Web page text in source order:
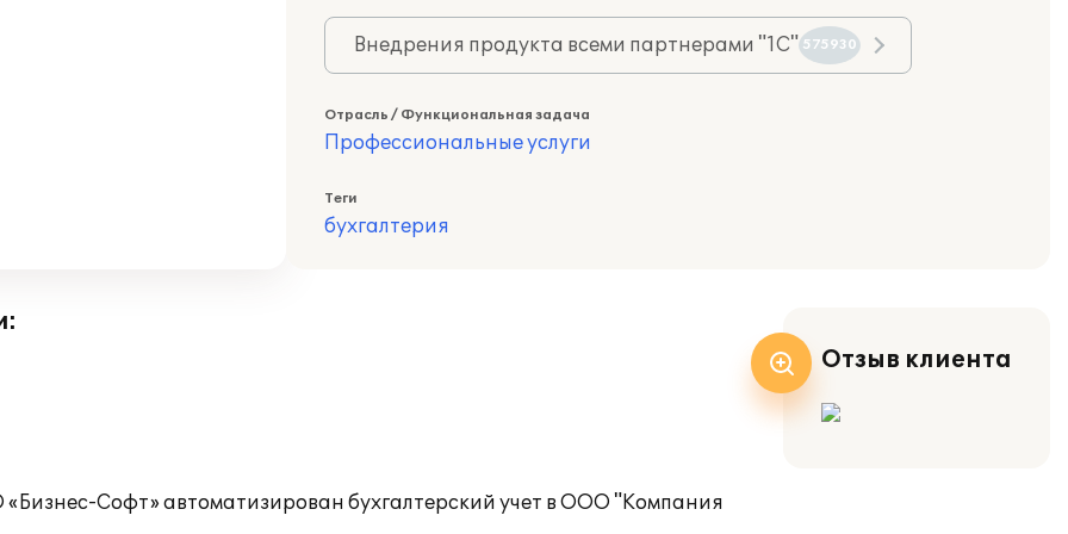
Внедрения продукта всеми партнерами "1С" 575930
Отрасль / Функциональная задача
Профессиональные услуги
Теги
бухгалтерия
Софт» автоматизирован бухгалтерский учет в ООО "Компания
Отзыв клиента